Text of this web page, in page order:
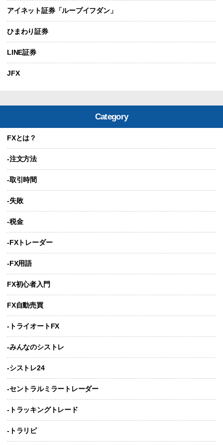
アイネット証券「ループイフダン」
ひまわり証券
LINE証券
JFX
Category
FXとは？
-注文方法
-取引時間
-失敗
-税金
-FXトレーダー
-FX用語
FX初心者入門
FX自動売買
-トライオートFX
-みんなのシストレ
-シストレ24
-セントラルミラートレーダー
-トラッキングトレード
-トラリピ